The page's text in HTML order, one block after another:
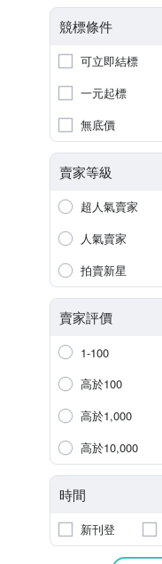
競標條件
可立即結標
一元起標
無底價
賣家等級
超人氣賣家
人氣賣家
拍賣新星
賣家評價
1-100
高於100
高於1,000
高於10,000
時間
新刊登